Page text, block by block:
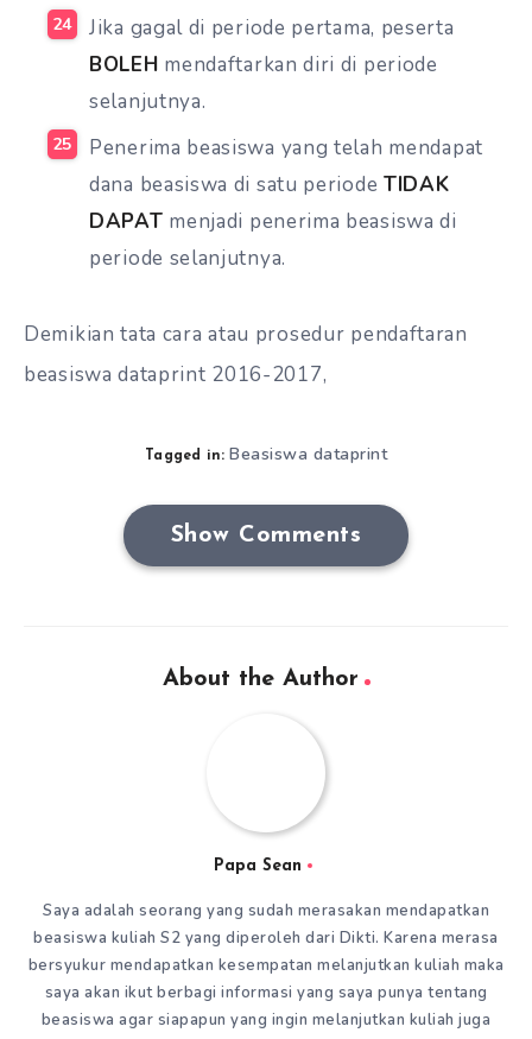
Jika gagal di periode pertama, peserta
BOLEH mendaftarkan diri di periode
selanjutnya.
Penerima beasiswa yang telah mendapat
dana beasiswa di satu periode TIDAK
DAPAT menjadi penerima beasiswa di
periode selanjutnya.
Demikian tata cara atau prosedur pendaftaran
beasiswa dataprint 2016-2017,
Tagged in: Beasiswa dataprint
Show Comments
About the Author
Papa Sean
Saya adalah seorang yang sudah merasakan mendapatkan
beasiswa kuliah S2 yang diperoleh dari Dikti. Karena merasa
bersyukur mendapatkan kesempatan melanjutkan kuliah maka
saya akan ikut berbagi informasi yang saya punya tentang
beasiswa agar siapapun yang ingin melanjutkan kuliah juga